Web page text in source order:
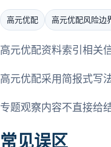
高元优配 高元优配风险边
高元优配资料索引相关
高元优配采用简报式写
专题观察内容不直接给
常见误区